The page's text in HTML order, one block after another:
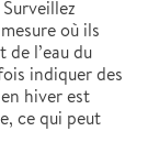
où ils
l’eau du
indiquer des
hiver est
ce qui peut